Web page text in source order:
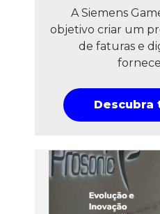
A Siemens
objetivo criar um
de faturas e
Descubra